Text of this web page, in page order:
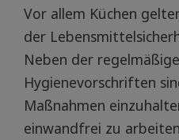
Vor allem Küchen
der
Neben der
Hygienevorschriften
Maßnahmen
einwandfrei zu